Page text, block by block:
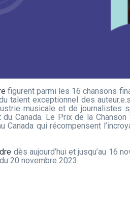
figurent parmi les 16 chansons
talent exceptionnel des
musicale et de journalistes
Canada. Le Prix de la Chanson
qui récompensent
dès aujourd’hui et jusqu’au 16
20 novembre 2023.